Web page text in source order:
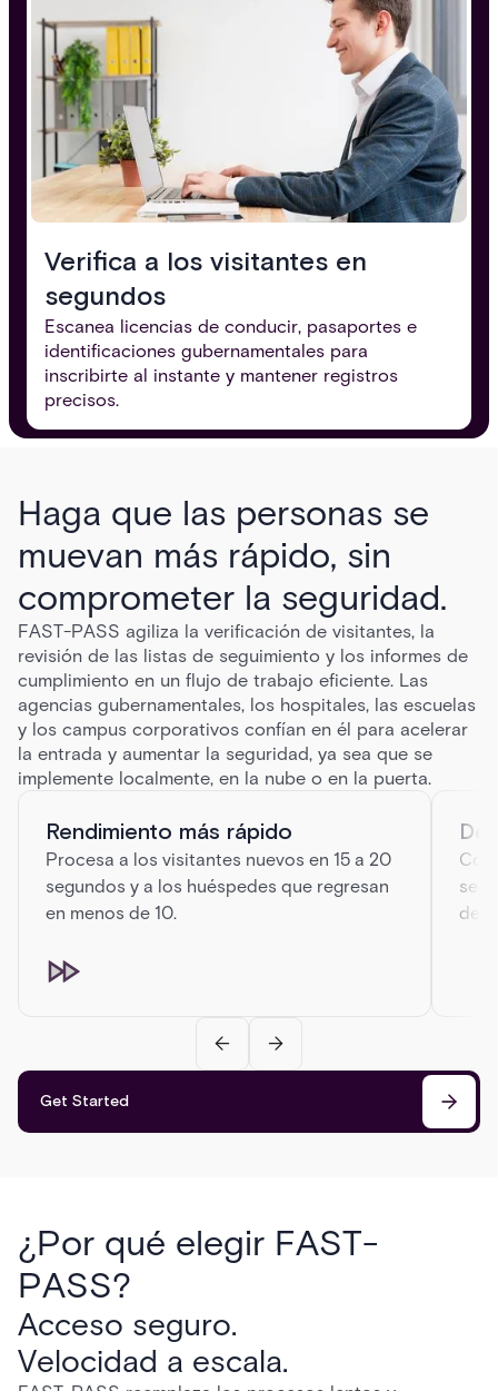
Verifica a los visitantes en
segundos
Escanea licencias de conducir, pasaportes e
identificaciones gubernamentales para
inscribirte al instante y mantener registros
precisos.
Haga que las personas se
muevan más rápido, sin
comprometer la seguridad.
FAST-PASS agiliza la verificación de visitantes, la
revisión de las listas de seguimiento y los informes de
cumplimiento en un flujo de trabajo eficiente. Las
agencias gubernamentales, los hospitales, las escuelas
y los campus corporativos confían en él para acelerar
la entrada y aumentar la seguridad, ya sea que se
implemente localmente, en la nube o en la puerta.
Rendimiento más rápido
Procesa a los visitantes nuevos en 15 a 20
segundos y a los huéspedes que regresan
en menos de 10.
de
Get Started
¿Por qué elegir FAST-
PASS?
Acceso seguro.
Velocidad a escala.